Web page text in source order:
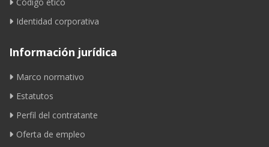
Código ético
Identidad corporativa
Información jurídica
Marco normativo
Estatutos
Perfil del contratante
Oferta de empleo